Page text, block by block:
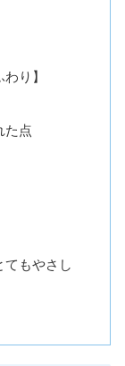
り】
た点
てもやさし